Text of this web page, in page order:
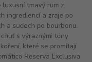
luxusní tmavý rum z
ingrediencí a zraje po
a sudech po bourbonu.
s výraznými tóny
které se promítají
Reserva Exclusiva